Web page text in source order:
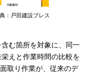
：戸田建設プレス
む箇所を対象に、同一
えと作業時間の比較を
取り作業が、従来のデ